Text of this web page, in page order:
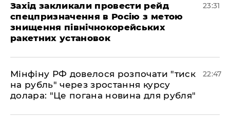
​Захід закликали провести рейд
спецпризначення в Росію з метою
знищення північнокорейських
ракетних установок
23:31
​Мінфіну РФ довелося розпочати "тиск
на рубль" через зростання курсу
долара: "Це погана новина для рубля"
22:47